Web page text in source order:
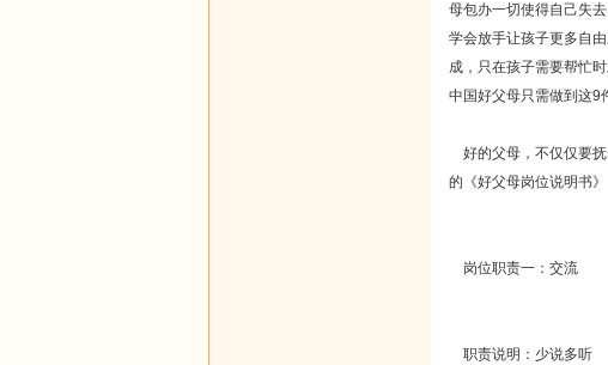
母包办一切使得自己失
学会放手让孩子更多自
成，只在孩子需要帮忙时
中国好父母只需做到这9
好的父母，不仅仅要抚
的《好父母岗位说明书》
岗位职责一：交流
职责说明：少说多听